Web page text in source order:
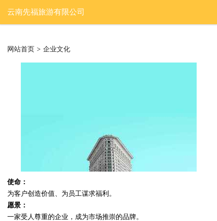
云南先福旅游有限公司
网站首页 > 企业文化
使命：
为客户创造价值、为员工谋求福利。
愿景：
一家受人尊重的企业，成为市场推崇的品牌。